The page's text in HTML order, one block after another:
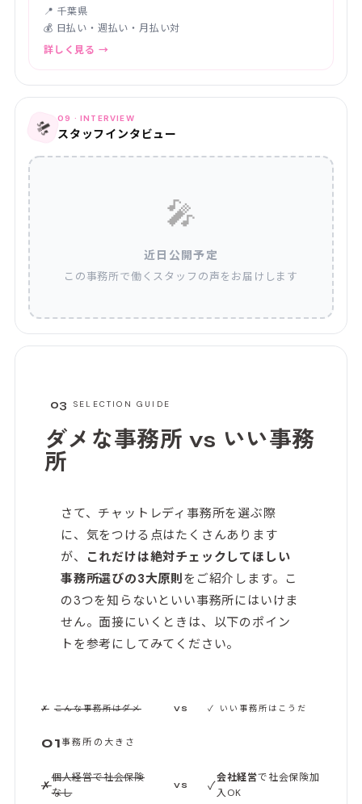
📍 千葉県
💰 日払い・週払い・月払い対
詳しく見る →
🎤 09 · INTERVIEW
スタッフインタビュー
🎤
近日公開予定
この事務所で働くスタッフの声をお届けします
03 SELECTION GUIDE
ダメな事務所 vs いい事務
所
さて、チャットレディ事務所を選ぶ際
に、気をつける点はたくさんあります
が、
これだけは絶対チェックしてほしい
事務所選びの3大原則をご紹介します。こ
の3つを知らないといい事務所にはいけま
せん。面接にいくときは、以下のポイン
トを参考にしてみてください。
✗ こんな事務所はダメ VS ✓ いい事務所はこうだ
01事務所の大きさ
✗
個人経営で社会保険
なし
VS ✓
会社経営で社会保険加
入OK